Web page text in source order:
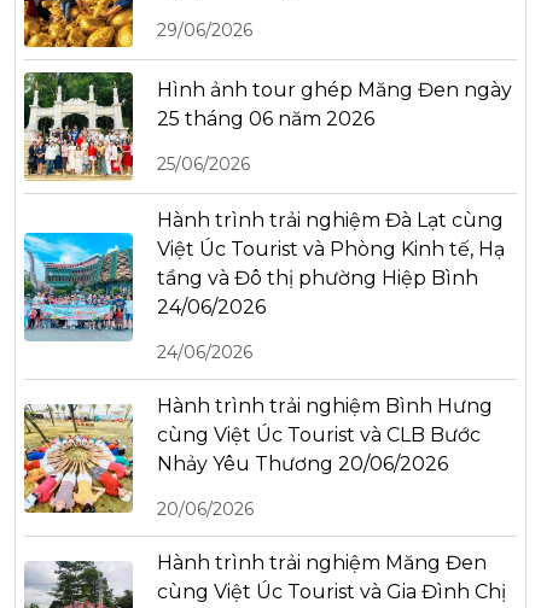
29/06/2026
Hình ảnh tour ghép Măng Đen ngày
25 tháng 06 năm 2026
25/06/2026
Hành trình trải nghiệm Đà Lạt cùng
Việt Úc Tourist và Phòng Kinh tế, Hạ
tầng và Đô thị phường Hiệp Bình
24/06/2026
24/06/2026
Hành trình trải nghiệm Bình Hưng
cùng Việt Úc Tourist và CLB Bước
Nhảy Yêu Thương 20/06/2026
20/06/2026
Hành trình trải nghiệm Măng Đen
cùng Việt Úc Tourist và Gia Đình Chị